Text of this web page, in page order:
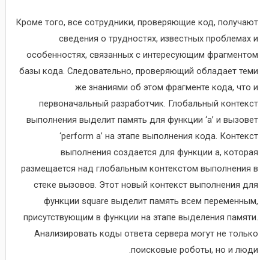
Кроме того, все сотрудники, проверяющие код, получают
сведения о трудностях, известных проблемах и
особенностях, связанных с интересующим фрагментом
базы кода. Следовательно, проверяющий обладает теми
же знаниями об этом фрагменте кода, что и
первоначальный разработчик. Глобальный контекст
выполнения выделит память для функции ‘a’ и вызовет
‘perform a’ на этапе выполнения кода. Контекст
выполнения создается для функции a, которая
размещается над глобальным контекстом выполнения в
стеке вызовов. Этот новый контекст выполнения для
функции square выделит память всем переменным,
присутствующим в функции на этапе выделения памяти.
Анализировать коды ответа сервера могут не только
поисковые роботы, но и люди.